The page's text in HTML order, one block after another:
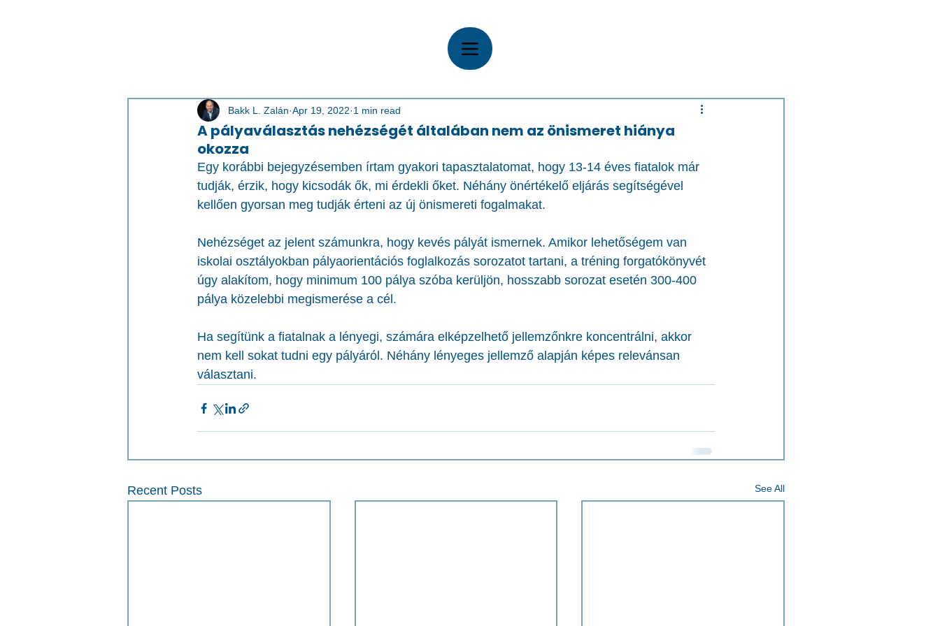
A pályaválasztás nehézségét általában nem az önismeret hiánya
okozza
Bakk L. Zalán Apr 19, 2022 1 min read
Egy korábbi bejegyzésemben írtam gyakori tapasztalatomat, hogy 13-14 éves fiatalok már
tudják, érzik, hogy kicsodák ők, mi érdekli őket. Néhány önértékelő eljárás segítségével
kellően gyorsan meg tudják érteni az új önismereti fogalmakat.
Nehézséget az jelent számunkra, hogy kevés pályát ismernek. Amikor lehetőségem van
iskolai osztályokban pályaorientációs foglalkozás sorozatot tartani, a tréning forgatókönyvét
úgy alakítom, hogy minimum 100 pálya szóba kerüljön, hosszabb sorozat esetén 300-400
pálya közelebbi megismerése a cél.
Ha segítünk a fiatalnak a lényegi, számára elképzelhető jellemzőnkre koncentrálni, akkor
nem kell sokat tudni egy pályáról. Néhány lényeges jellemző alapján képes relevánsan
választani.
Recent Posts See All